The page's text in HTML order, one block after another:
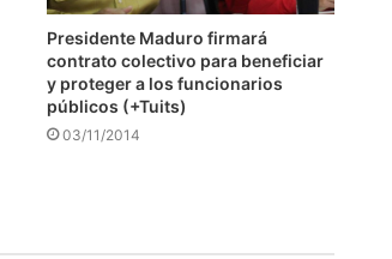
Presidente Maduro firmará
contrato colectivo para beneficiar
y proteger a los funcionarios
públicos (+Tuits)
03/11/2014